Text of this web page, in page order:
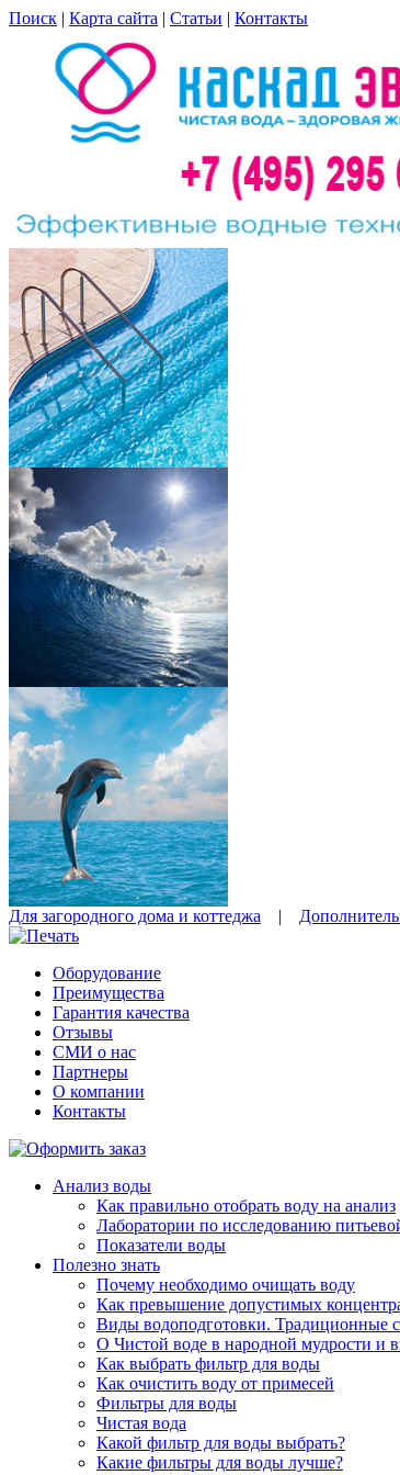
Поиск | Карта сайта | Статьи | Контакты
Для загородного дома и коттеджа |
Оборудование
Преимущества
Гарантия качества
Отзывы
СМИ о нас
Партнеры
О компании
Контакты
Анализ воды
Как правильно отобрать воду на анализ
Лаборатории по исследованию
Показатели воды
Полезно знать
Почему необходимо очищать воду
Как превышение допустимых
Виды водоподготовки. Традиционные
О Чистой воде в народной мудрости и
Как выбрать фильтр для воды
Как очистить воду от примесей
Фильтры для воды
Чистая вода
Какой фильтр для воды выбрать?
Какие фильтры для воды лучше?